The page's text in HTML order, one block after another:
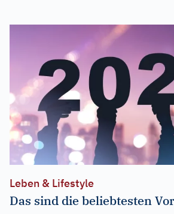
Leben & Lifestyle
Das sind die beliebtesten